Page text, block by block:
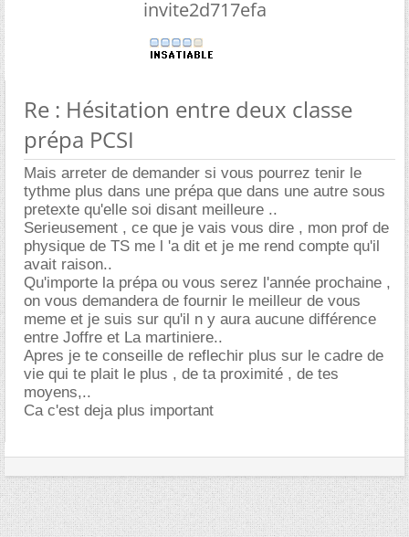
invite2d717efa
Re : Hésitation entre deux classe
prépa PCSI
Mais arreter de demander si vous pourrez tenir le
tythme plus dans une prépa que dans une autre sous
pretexte qu'elle soi disant meilleure ..
Serieusement , ce que je vais vous dire , mon prof de
physique de TS me l 'a dit et je me rend compte qu'il
avait raison..
Qu'importe la prépa ou vous serez l'année prochaine ,
on vous demandera de fournir le meilleur de vous
meme et je suis sur qu'il n y aura aucune différence
entre Joffre et La martiniere..
Apres je te conseille de reflechir plus sur le cadre de
vie qui te plait le plus , de ta proximité , de tes
moyens,..
Ca c'est deja plus important